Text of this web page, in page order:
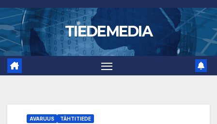
Skip
to
content
TIEDEMEDIA
AVARUUS TÄHTITIEDE